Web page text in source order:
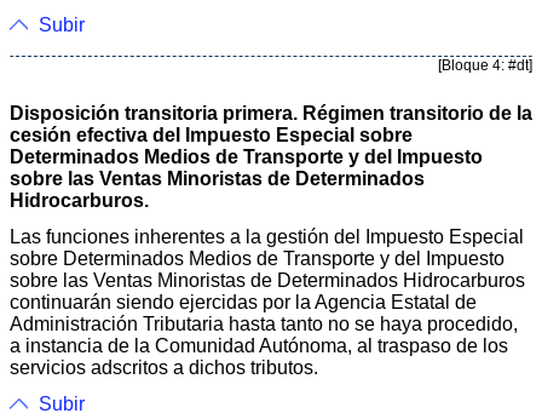
Subir
[Bloque 4: #dt]
Disposición transitoria primera. Régimen transitorio de la
cesión efectiva del Impuesto Especial sobre
Determinados Medios de Transporte y del Impuesto
sobre las Ventas Minoristas de Determinados
Hidrocarburos.
Las funciones inherentes a la gestión del Impuesto Especial
sobre Determinados Medios de Transporte y del Impuesto
sobre las Ventas Minoristas de Determinados Hidrocarburos
continuarán siendo ejercidas por la Agencia Estatal de
Administración Tributaria hasta tanto no se haya procedido,
a instancia de la Comunidad Autónoma, al traspaso de los
servicios adscritos a dichos tributos.
Subir